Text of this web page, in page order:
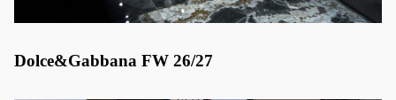
Dolce&Gabbana FW 26/27